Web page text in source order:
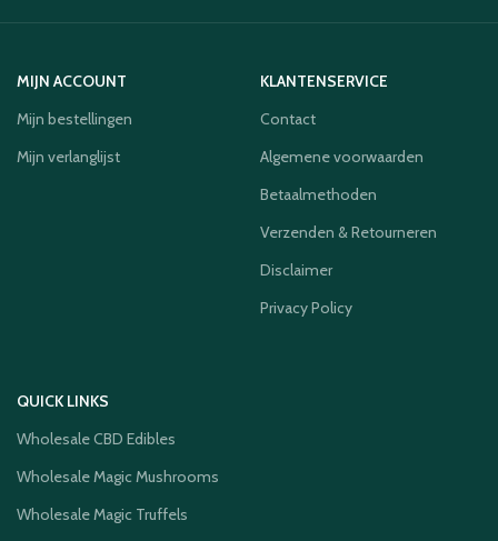
MIJN ACCOUNT
Mijn bestellingen
Mijn verlanglijst
KLANTENSERVICE
Contact
Algemene voorwaarden
Betaalmethoden
Verzenden & Retourneren
Disclaimer
Privacy Policy
QUICK LINKS
Wholesale CBD Edibles
Wholesale Magic Mushrooms
Wholesale Magic Truffels